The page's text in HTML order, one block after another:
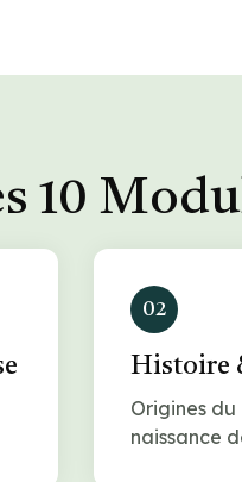
10
02
Histoire
Origines
naissance